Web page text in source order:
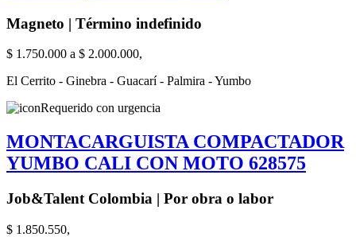
Magneto | Término indefinido
$ 1.750.000 a $ 2.000.000,
El Cerrito - Ginebra - Guacarí - Palmira - Yumbo
Requerido con urgencia
MONTACARGUISTA COMPACTADOR
YUMBO CALI CON MOTO 628575
Job&Talent Colombia | Por obra o labor
$ 1.850.550,